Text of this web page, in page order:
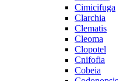
Cimicifuga
Clarchia
Clematis
Cleoma
Clopotel
Cnifofia
Cobeia